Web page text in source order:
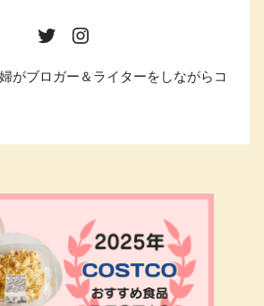
がブロガー＆ライターをしながらコ